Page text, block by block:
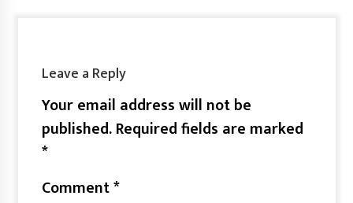
Leave a Reply
Your email address will not be
published.Required fields are marked
*
Comment*